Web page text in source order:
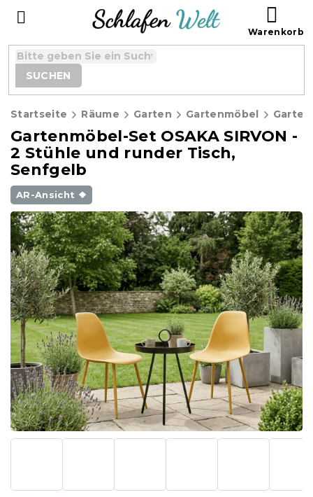
SUCHEN
Startseite Räume Garten Gartenmöbel
Gartenmöbel-Set OSAKA SIRVON -
2 Stühle und runder Tisch,
Senfgelb
AR-Ansicht ❖